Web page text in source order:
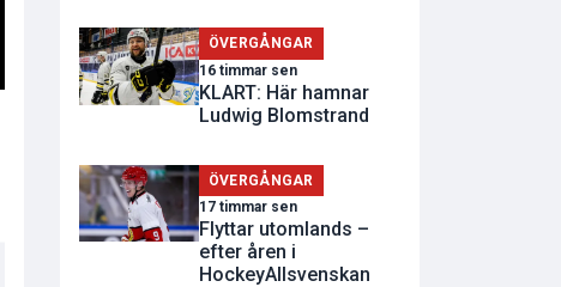
ÖVERGÅNGAR
16 timmar sen
KLART: Här hamnar
Ludwig Blomstrand
ÖVERGÅNGAR
17 timmar sen
Flyttar utomlands –
efter åren i
HockeyAllsvenskan